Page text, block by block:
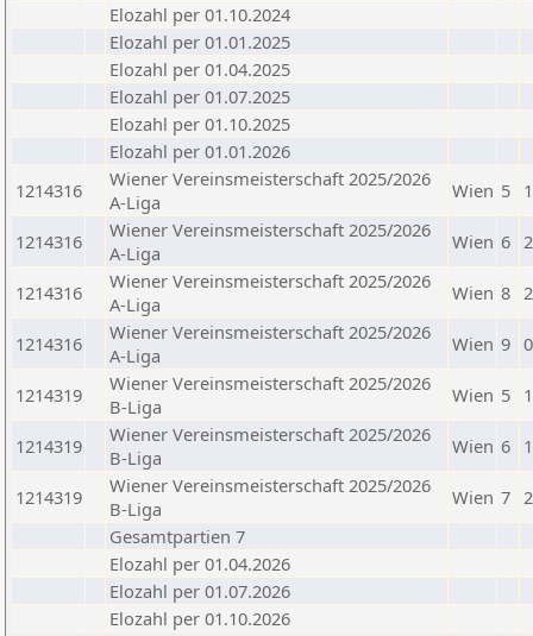
Elozahl per 01.10.2024
Elozahl per 01.01.2025
Elozahl per 01.04.2025
Elozahl per 01.07.2025
Elozahl per 01.10.2025
Elozahl per 01.01.2026
1214316
Wiener Vereinsmeisterschaft 2025/2026
A-Liga
Wien 5
1214316
Wiener Vereinsmeisterschaft 2025/2026
A-Liga
Wien 6
1214316
Wiener Vereinsmeisterschaft 2025/2026
A-Liga
Wien 8
1214316
Wiener Vereinsmeisterschaft 2025/2026
A-Liga
Wien 9
1214319
Wiener Vereinsmeisterschaft 2025/2026
B-Liga
Wien 5
1214319
Wiener Vereinsmeisterschaft 2025/2026
B-Liga
Wien 6
1214319
Wiener Vereinsmeisterschaft 2025/2026
B-Liga
Wien 7
Gesamtpartien 7
Elozahl per 01.04.2026
Elozahl per 01.07.2026
Elozahl per 01.10.2026